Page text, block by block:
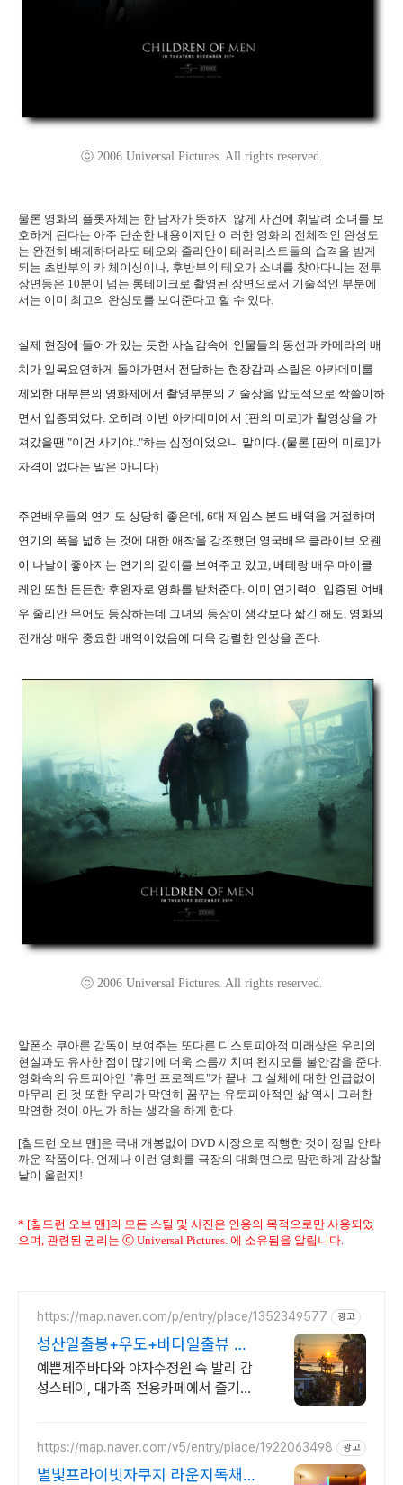
ⓒ 2006 Universal Pictures. All rights reserved.
물론 영화의 플롯자체는 한 남자가 뜻하지 않게 사건에 휘말려 소녀를 보
호하게 된다는 아주 단순한 내용이지만 이러한 영화의 전체적인 완성도
는 완전히 배제하더라도 테오와 줄리안이 테러리스트들의 습격을 받게
되는 초반부의 카 체이싱이나, 후반부의 테오가 소녀를 찾아다니는 전투
장면등은 10분이 넘는 롱테이크로 촬영된 장면으로서 기술적인 부분에
서는 이미 최고의 완성도를 보여준다고 할 수 있다.
실제 현장에 들어가 있는 듯한 사실감속에 인물들의 동선과 카메라의 배
치가 일목요연하게 돌아가면서 전달하는 현장감과 스릴은 아카데미를
제외한 대부분의 영화제에서 촬영부분의 기술상을 압도적으로 싹쓸이하
면서 입증되었다. 오히려 이번 아카데미에서 [판의 미로]가 촬영상을 가
져갔을땐 "이건 사기야.."하는 심정이었으니 말이다. (물론 [판의 미로]가
자격이 없다는 말은 아니다)
주연배우들의 연기도 상당히 좋은데, 6대 제임스 본드 배역을 거절하며
연기의 폭을 넓히는 것에 대한 애착을 강조했던 영국배우 클라이브 오웬
이 나날이 좋아지는 연기의 깊이를 보여주고 있고, 베테랑 배우 마이클
케인 또한 든든한 후원자로 영화를 받쳐준다. 이미 연기력이 입증된 여배
우 줄리안 무어도 등장하는데 그녀의 등장이 생각보다 짧긴 해도, 영화의
전개상 매우 중요한 배역이었음에 더욱 강렬한 인상을 준다.
ⓒ 2006 Universal Pictures. All rights reserved.
알폰소 쿠아론 감독이 보여주는 또다른 디스토피아적 미래상은 우리의
현실과도 유사한 점이 많기에 더욱 소름끼치며 왠지모를 불안감을 준다.
영화속의 유토피아인 "휴먼 프로젝트"가 끝내 그 실체에 대한 언급없이
마무리 된 것 또한 우리가 막연히 꿈꾸는 유토피아적인 삶 역시 그러한
막연한 것이 아닌가 하는 생각을 하게 한다.
[칠드런 오브 맨]은 국내 개봉없이 DVD 시장으로 직행한 것이 정말 안타
까운 작품이다. 언제나 이런 영화를 극장의 대화면으로 맘편하게 감상할
날이 올런지!
* [칠드런 오브 맨]의 모든 스틸 및 사진은 인용의 목적으로만 사용되었
으며, 관련된 권리는 ⓒ Universal Pictures. 에 소유됨을 알립니다.
https://map.naver.com/p/entry/place/1352349577 광고
성산일출봉+우도+바다일출뷰 제
주 속 발리, 오션뷰끝판왕
예쁜제주바다와 야자수정원 속 발리 감
성스테이, 대가족 전용카페에서 즐기는
침대일출뷰
https://map.naver.com/v5/entry/place/1922063498 광고
별빛프라이빗자쿠지 라운지독채